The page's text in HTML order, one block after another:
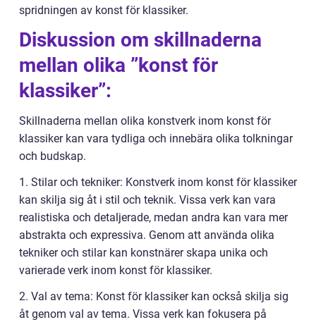
spridningen av konst för klassiker.
Diskussion om skillnaderna
mellan olika ”konst för
klassiker”:
Skillnaderna mellan olika konstverk inom konst för
klassiker kan vara tydliga och innebära olika tolkningar
och budskap.
1. Stilar och tekniker: Konstverk inom konst för klassiker
kan skilja sig åt i stil och teknik. Vissa verk kan vara
realistiska och detaljerade, medan andra kan vara mer
abstrakta och expressiva. Genom att använda olika
tekniker och stilar kan konstnärer skapa unika och
varierade verk inom konst för klassiker.
2. Val av tema: Konst för klassiker kan också skilja sig
åt genom val av tema. Vissa verk kan fokusera på